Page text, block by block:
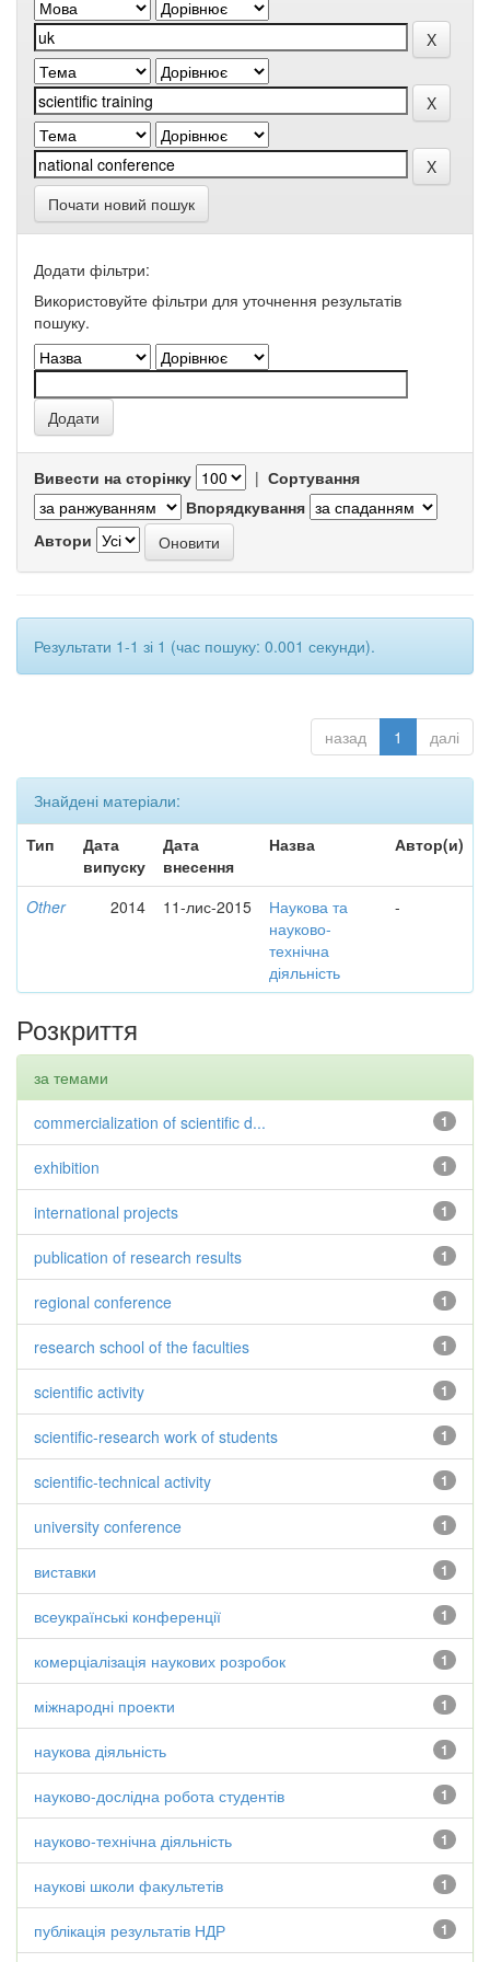
Почати новий пошук
Додати фільтри:
Використовуйте фільтри для уточнення результатів
пошуку.
Вивести на сторінку | Сортування
Впорядкування
Автори
Результати 1-1 зі 1 (час пошуку: 0.001 секунди).
назад 1 далі
Знайдені матеріали:
Тип
Дата
випуску
Дата
внесення
Назва Автор(и)
Other 2014 11-лис-2015
Наукова та
науково-
технічна
діяльність
-
Розкриття
за темами
1
commercialization of scientific d...
1
exhibition
1
international projects
1
publication of research results
1
regional conference
1
research school of the faculties
1
scientific activity
1
scientific-research work of students
1
scientific-technical activity
1
university conference
1
виставки
1
всеукраїнські конференції
1
комерціалізація наукових розробок
1
міжнародні проекти
1
наукова діяльність
1
науково-дослідна робота студентів
1
науково-технічна діяльність
1
наукові школи факультетів
1
публікація результатів НДР